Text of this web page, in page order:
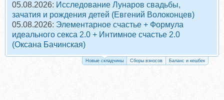
05.08.2026: Исследование Лунаров свадьбы,
зачатия и рождения детей (Евгений Волоконцев)
05.08.2026: Элементарное счастье + Формула
идеального секса 2.0 + Интимное счастье 2.0
(Оксана Бачинская)
Новые складчины Сборы взносов Баланс и кешбек